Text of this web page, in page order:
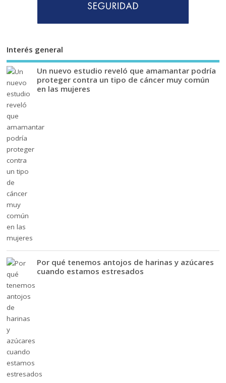
Interés general
Un nuevo estudio reveló que amamantar podría
proteger contra un tipo de cáncer muy común
en las mujeres
Por qué tenemos antojos de harinas y azúcares
cuando estamos estresados